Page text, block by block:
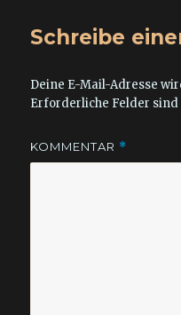
Schreibe
Deine E-Mail-Adresse
Erforderliche Felder
KOMMENTAR *